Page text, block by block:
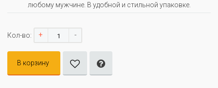
любому мужчине. В удобной и стильной упаковке.
Кол-во: + -
В корзину